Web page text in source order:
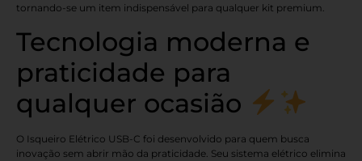
tornando-se um item indispensável para qualquer kit premium.
Tecnologia moderna e
praticidade para
qualquer ocasião
O Isqueiro Elétrico USB-C foi desenvolvido para quem busca
inovação sem abrir mão da praticidade. Seu sistema elétrico elimina